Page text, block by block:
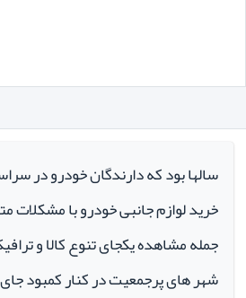
سالها بود که دارندگان خودرو در
خرید لوازم جانبی خودرو با مشکلات
جمله مشاهده یکجای تنوع کالا و
شهر های پرجمعیت در کنار کمبود